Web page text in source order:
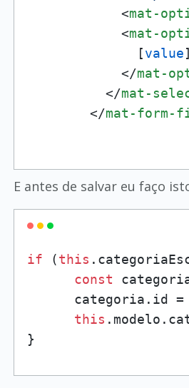
<mat-
<mat-
              [
value
</mat-
</mat-
</mat-form-
E antes de salvar eu faço
if (this
const
      categoria.id =
this
}